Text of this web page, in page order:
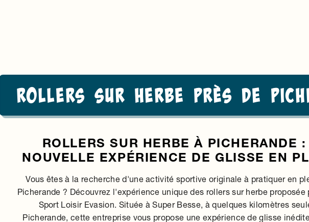
Rollers sur herbe près de
ROLLERS SUR HERBE À PICHERANDE
NOUVELLE EXPÉRIENCE DE GLISSE EN
Vous êtes à la recherche d'une activité sportive originale à pratiquer en
Picherande ? Découvrez l'expérience unique des rollers sur herbe proposée
Sport Loisir Evasion. Située à Super Besse, à quelques kilomètres
Picherande, cette entreprise vous propose une expérience de glisse